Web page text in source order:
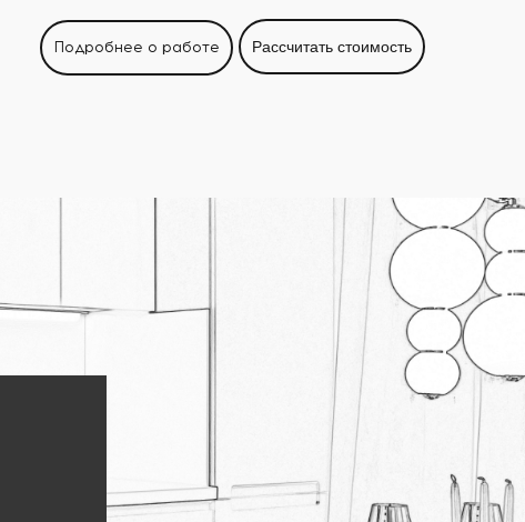
Подробнее о работе Рассчитать стоимость